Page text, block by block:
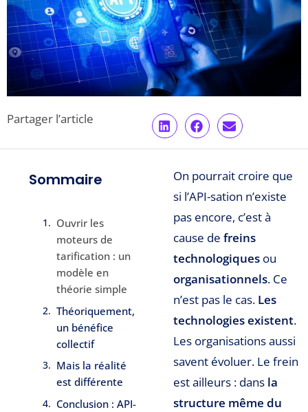
Partager l’article
Sommaire
Ouvrir les
moteurs de
tarification : un
modèle en
théorie simple
Théoriquement,
un bénéfice
collectif
Mais la réalité
est différente
Conclusion : API-
On pourrait croire que
si l’API-sation n’existe
pas encore, c’est à
cause de freins
technologiquesou
organisationnels. Ce
n’est pas le cas. Les
technologies existent.
Les organisations aussi
savent évoluer. Le frein
est ailleurs : dans la
structure même du